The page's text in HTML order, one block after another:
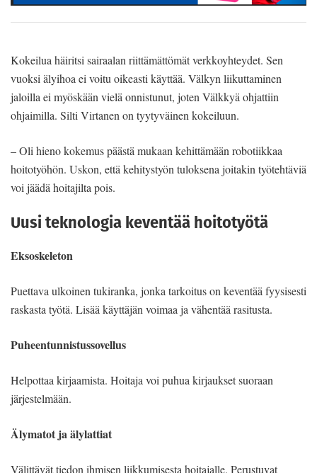
Kokeilua häiritsi sairaalan riittämättömät verkkoyhteydet. Sen
vuoksi älyihoa ei voitu oikeasti käyttää. Välkyn liikuttaminen
jaloilla ei myöskään vielä onnistunut, joten Välkkyä ohjattiin
ohjaimilla. Silti Virtanen on tyytyväinen kokeiluun.
– Oli hieno kokemus päästä mukaan kehittämään robotiikkaa
hoitotyöhön. Uskon, että kehitystyön tuloksena joitakin työtehtäviä
voi jäädä hoitajilta pois.
Uusi teknologia keventää hoitotyötä
Eksoskeleton
Puettava ulkoinen tukiranka, jonka tarkoitus on keventää fyysisesti
raskasta työtä. Lisää käyttäjän voimaa ja vähentää rasitusta.
Puheentunnistussovellus
Helpottaa kirjaamista. Hoitaja voi puhua kirjaukset suoraan
järjestelmään.
Älymatot ja älylattiat
Välittävät tiedon ihmisen liikkumisesta hoitajalle. Perustuvat